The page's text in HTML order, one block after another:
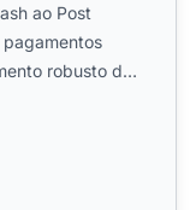
ao Post
robusto de